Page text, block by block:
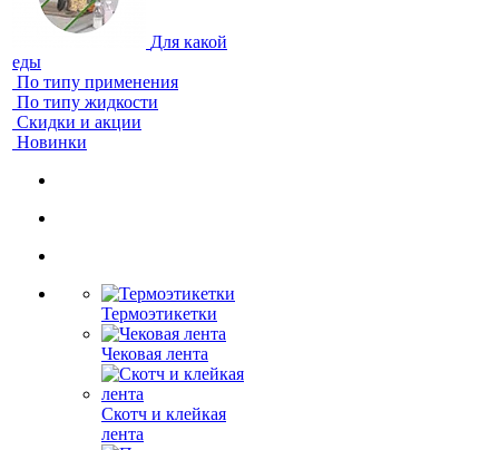
Для какой
еды
По типу применения
По типу жидкости
Скидки и акции
Новинки
Термоэтикетки
Чековая лента
Скотч и клейкая
лента